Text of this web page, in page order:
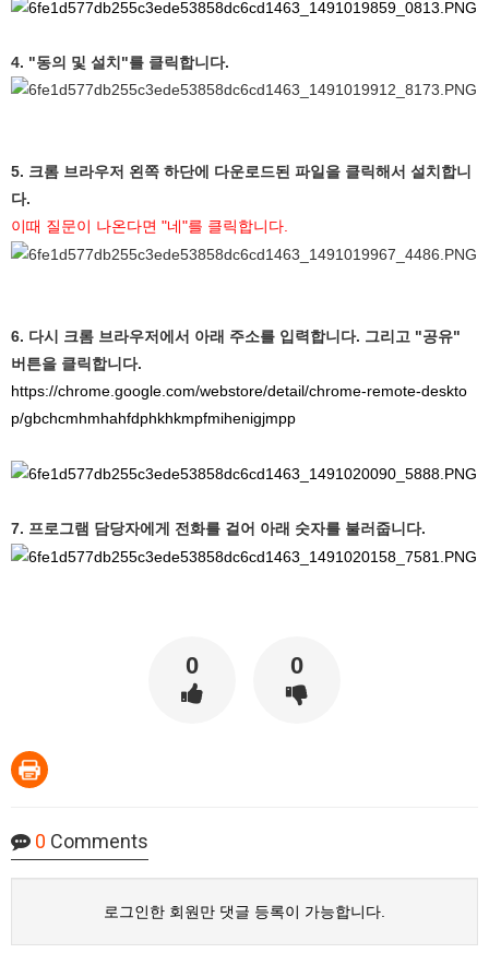
4. "동의 및 설치"를 클릭합니다.
5. 크롬 브라우저 왼쪽 하단에 다운로드된 파일을 클릭해서 설치합니
다.
이때 질문이 나온다면 "네"를 클릭합니다.
6. 다시 크롬 브라우저에서 아래 주소를 입력합니다. 그리고 "공유"
버튼을 클릭합니다.
https://chrome.google.com/webstore/detail/chrome-remote-deskto
p/gbchcmhmhahfdphkhkmpfmihenigjmpp
7. 프로그램 담당자에게 전화를 걸어 아래 숫자를 불러줍니다.
0 0
0 Comments
로그인한 회원만 댓글 등록이 가능합니다.